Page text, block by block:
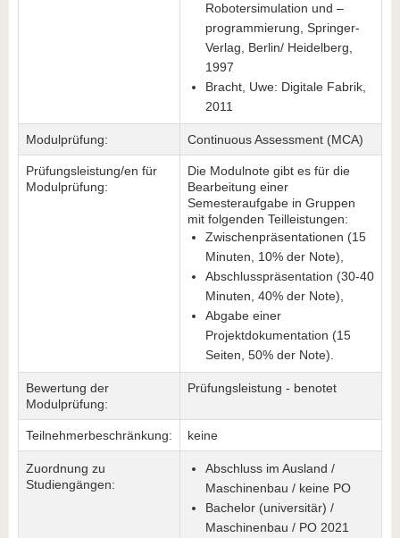
Robotersimulation und –
programmierung, Springer-
Verlag, Berlin/ Heidelberg,
1997
Bracht, Uwe: Digitale Fabrik,
2011
Modulprüfung: Continuous Assessment (MCA)
Prüfungsleistung/en für
Modulprüfung:
Die Modulnote gibt es für die
Bearbeitung einer
Semesteraufgabe in Gruppen
mit folgenden Teilleistungen:
Zwischenpräsentationen (15
Minuten, 10% der Note),
Abschlusspräsentation (30-40
Minuten, 40% der Note),
Abgabe einer
Projektdokumentation (15
Seiten, 50% der Note).
Bewertung der
Modulprüfung:
Prüfungsleistung - benotet
Teilnehmerbeschränkung: keine
Zuordnung zu
Studiengängen:
Abschluss im Ausland /
Maschinenbau / keine PO
Bachelor (universitär) /
Maschinenbau / PO 2021